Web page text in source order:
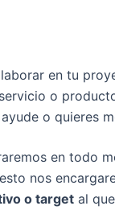
en tu
o
o quieres
en todo
nos
o target al